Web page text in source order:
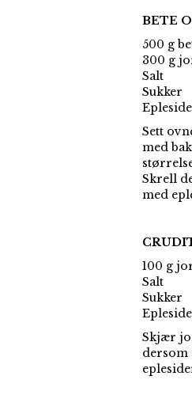
BETE
500 g
300 g
Salt
Sukker
Sett
med
Skrell
med
100 g
Salt
Sukker
Skjær
dersom